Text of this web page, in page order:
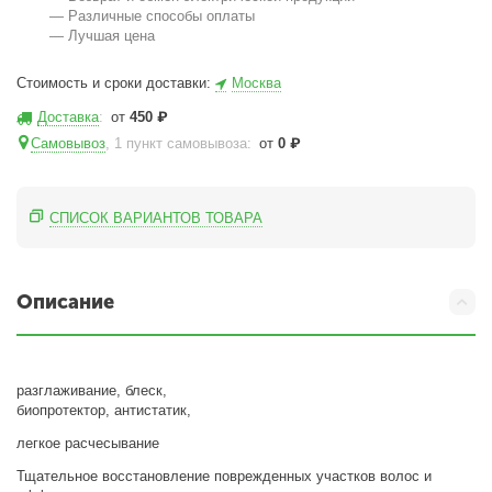
— Различные способы оплаты
— Лучшая цена
Стоимость и сроки доставки: Москва
Доставка: от450 ₽
Самовывоз, 1 пункт самовывоза: от0 ₽
СПИСОК ВАРИАНТОВ ТОВАРА
Описание
разглаживание, блеск,
биопротектор, антистатик,
легкое расчесывание
Тщательное восстановление поврежденных участков волос и